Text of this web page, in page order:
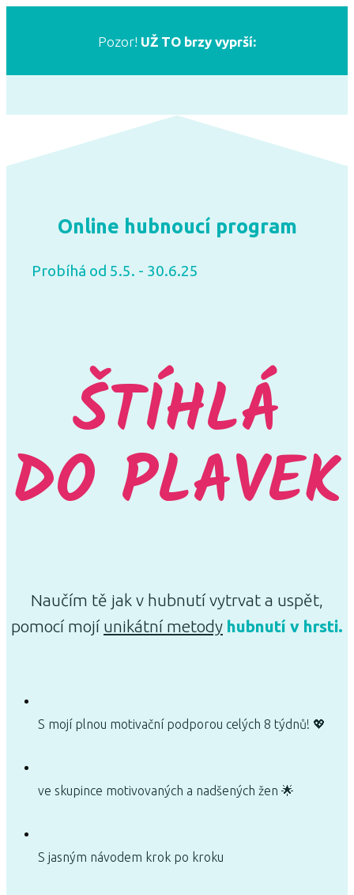
Pozor! UŽ TO brzy vyprší:
Online hubnoucí program
Probíhá od 5.5. - 30.6.25
ŠTÍHLÁ
DO PLAVEK
Naučím tě jak v hubnutí vytrvat a uspět,
pomocí mojí unikátní metody hubnutí v hrsti.
S mojí plnou motivační podporou celých 8 týdnů! 💖
ve skupince motivovaných a nadšených žen 🌟
S jasným návodem krok po kroku